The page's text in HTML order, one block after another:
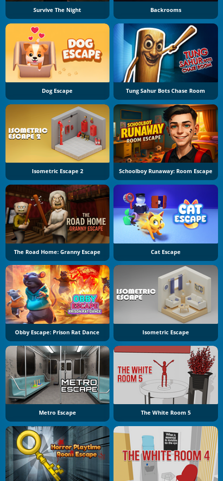
Survive The Night Backrooms
Dog Escape Tung Sahur Bots Chase Room
Isometric Escape 2 Schoolboy Runaway: Room Escape
The Road Home: Granny Escape Cat Escape
Obby Escape: Prison Rat Dance Isometric Escape
Metro Escape The White Room 5